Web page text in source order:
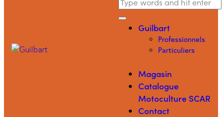
Guilbart
Professionnels
Particuliers
Magasin
Catalogue
Motoculture SCAR
Contact